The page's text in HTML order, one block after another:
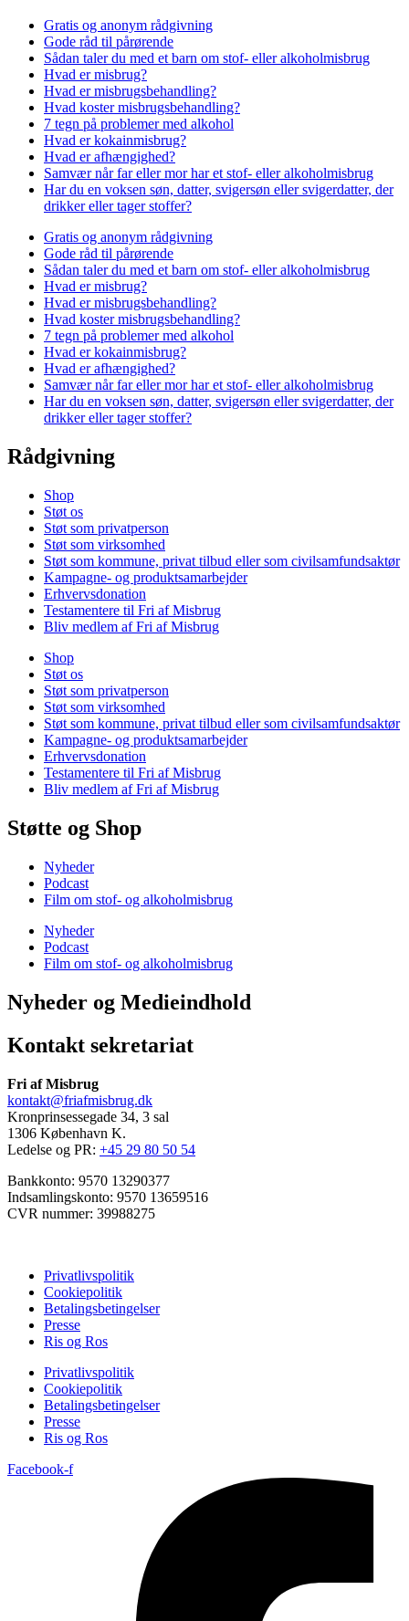
Gratis og anonym rådgivning
Gode råd til pårørende
Sådan taler du med et barn om stof- eller alkoholmisbrug
Hvad er misbrug?
Hvad er misbrugsbehandling?
Hvad koster misbrugsbehandling?
7 tegn på problemer med alkohol
Hvad er kokainmisbrug?
Hvad er afhængighed?
Samvær når far eller mor har et stof- eller alkoholmisbrug
Har du en voksen søn, datter, svigersøn eller svigerdatter, der
drikker eller tager stoffer?
Gratis og anonym rådgivning
Gode råd til pårørende
Sådan taler du med et barn om stof- eller alkoholmisbrug
Hvad er misbrug?
Hvad er misbrugsbehandling?
Hvad koster misbrugsbehandling?
7 tegn på problemer med alkohol
Hvad er kokainmisbrug?
Hvad er afhængighed?
Samvær når far eller mor har et stof- eller alkoholmisbrug
Har du en voksen søn, datter, svigersøn eller svigerdatter, der
drikker eller tager stoffer?
Rådgivning
Shop
Støt os
Støt som privatperson
Støt som virksomhed
Støt som kommune, privat tilbud eller som civilsamfundsaktør
Kampagne- og produktsamarbejder
Erhvervsdonation
Testamentere til Fri af Misbrug
Bliv medlem af Fri af Misbrug
Shop
Støt os
Støt som privatperson
Støt som virksomhed
Støt som kommune, privat tilbud eller som civilsamfundsaktør
Kampagne- og produktsamarbejder
Erhvervsdonation
Testamentere til Fri af Misbrug
Bliv medlem af Fri af Misbrug
Støtte og Shop
Nyheder
Podcast
Film om stof- og alkoholmisbrug
Nyheder
Podcast
Film om stof- og alkoholmisbrug
Nyheder og Medieindhold
Kontakt sekretariat
Fri af Misbrug
kontakt@friafmisbrug.dk
Kronprinsessegade 34, 3 sal
1306 København K.
Ledelse og PR: +45 29 80 50 54
Bankkonto: 9570 13290377
Indsamlingskonto: 9570 13659516
CVR nummer: 39988275
Privatlivspolitik
Cookiepolitik
Betalingsbetingelser
Presse
Ris og Ros
Privatlivspolitik
Cookiepolitik
Betalingsbetingelser
Presse
Ris og Ros
Facebook-f